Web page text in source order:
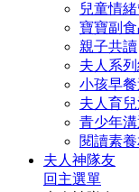
兒童情
寶寶副食
親子共讀
夫人系
小孩早
夫人育
青少年溝
閱讀素
夫人神隊友
回主選單